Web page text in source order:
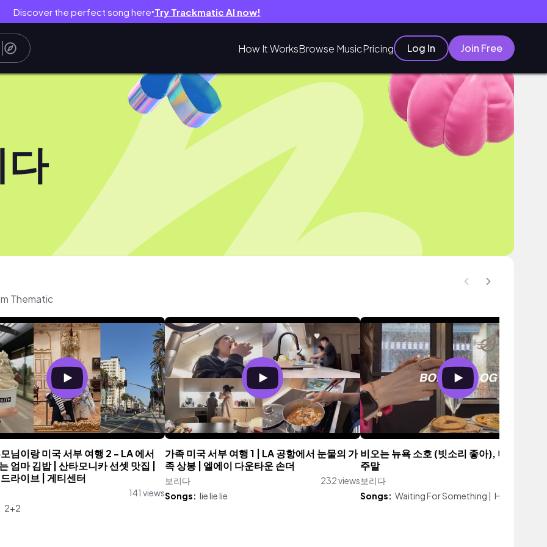
Discover the perfect song here● Try Trackmatic AI now!
How It WorksBrowse MusicPricing Log In Join Free
Thematic
님이랑 미국 서부 여행 2 - LA 에서
엄마 김밥 | 산타모니카 선셋 맛집 |
라이브 | 게티센터
141 views
2+2
가족 미국 서부 여행 1 | LA 공항에서 눈물의 가
족 상봉 | 엘에이 다운타운 손더
보리다
232 views
Songs: lie lie lie
비오는 뉴욕 소호 (빗소리 좋아), 미국 직장
주말
보리다
Songs: Waiting For Something | Happy